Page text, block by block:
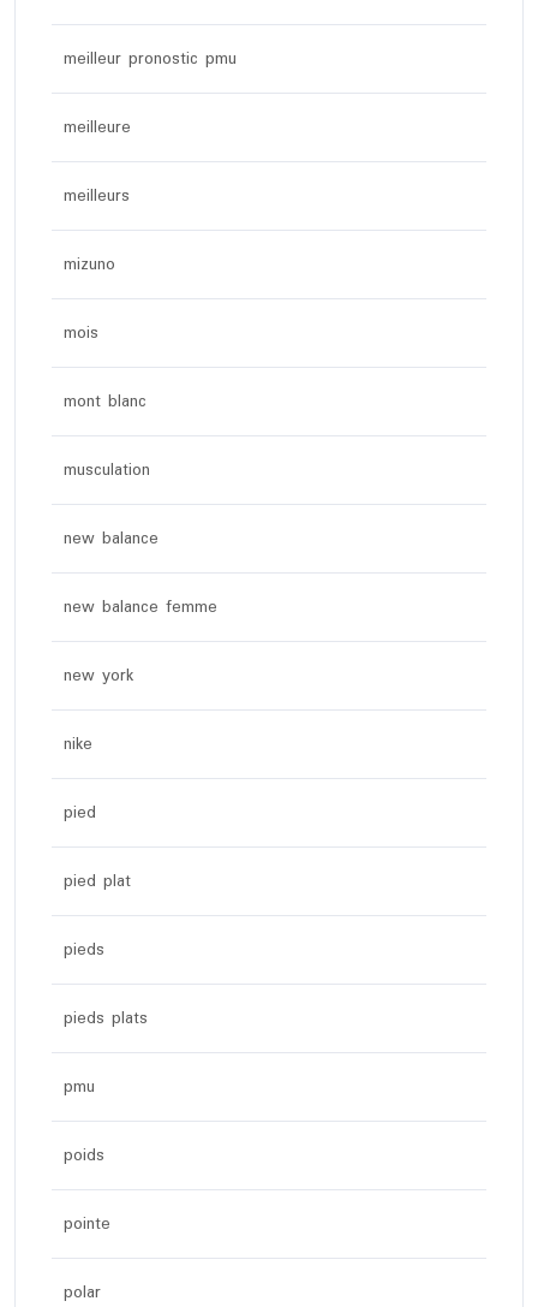
meilleur pronostic pmu
meilleure
meilleurs
mizuno
mois
mont blanc
musculation
new balance
new balance femme
new york
nike
pied
pied plat
pieds
pieds plats
pmu
poids
pointe
polar